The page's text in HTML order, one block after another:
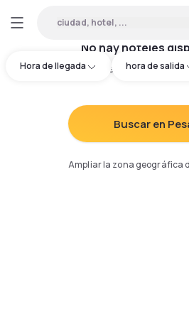
ciudad, hotel, ...
Hora de llegada hora de salida
No hay hoteles
Intenta redefinir los
Buscar en
Ampliar la zona geográfica